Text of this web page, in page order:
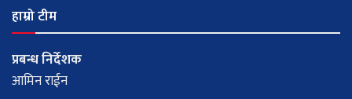
हाम्रो टीम
प्रबन्ध निर्देशक
आमिन राईन